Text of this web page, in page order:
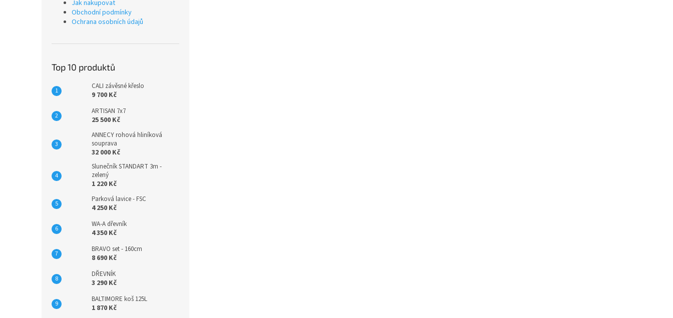
Jak nakupovat
Obchodní podmínky
Ochrana osobních údajů
Top 10 produktů
CALI závěsné křeslo
9 700 Kč
ARTISAN 7x7
25 500 Kč
ANNECY rohová hliníková
souprava
32 000 Kč
Slunečník STANDART 3m -
zelený
1 220 Kč
Parková lavice - FSC
4 250 Kč
WA-A dřevník
4 350 Kč
BRAVO set - 160cm
8 690 Kč
DŘEVNÍK
3 290 Kč
BALTIMORE koš 125L
1 870 Kč